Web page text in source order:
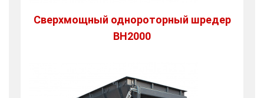
Сверхмощный однороторный шредер
BH2000